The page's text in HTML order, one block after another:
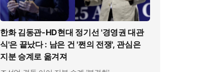
한화 김동관-HD현대 정기선 '경영권 대관
식'은 끝났다 : 남은 건 '쩐의 전쟁', 관심은
지분 승계로 옮겨져